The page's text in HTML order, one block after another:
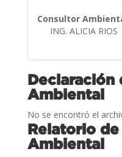
Consultor
ING. ALICIA RIOS
Declaración
Ambiental
No se encontró el
Relatorio
Ambiental